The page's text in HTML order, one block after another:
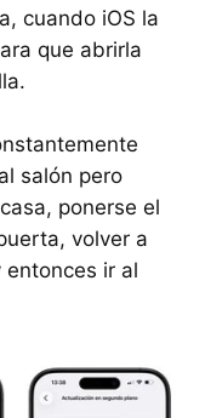
cuando iOS la
que abrirla
salón pero
ponerse el
volver a
ir al